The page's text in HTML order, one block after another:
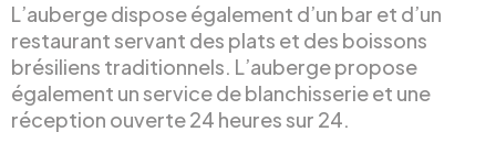
L’auberge dispose également d’un bar et d’un
restaurant servant des plats et des boissons
brésiliens traditionnels. L’auberge propose
également un service de blanchisserie et une
réception ouverte 24 heures sur 24.